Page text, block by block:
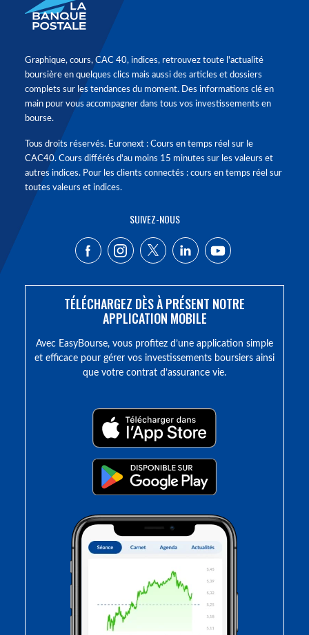
Graphique, cours, CAC 40, indices, retrouvez toute l'actualité
boursière en quelques clics mais aussi des articles et dossiers
complets sur les tendances du moment. Des informations clé en
main pour vous accompagner dans tous vos investissements en
bourse.
Tous droits réservés. Euronext : Cours en temps réel sur le
CAC40. Cours différés d'au moins 15 minutes sur les valeurs et
autres indices. Pour les clients connectés : cours en temps réel sur
toutes valeurs et indices.
SUIVEZ-NOUS
TÉLÉCHARGEZ DÈS À PRÉSENT NOTRE
APPLICATION MOBILE
Avec EasyBourse, vous profitez d’une application simple
et efficace pour gérer vos investissements boursiers ainsi
que votre contrat d’assurance vie.